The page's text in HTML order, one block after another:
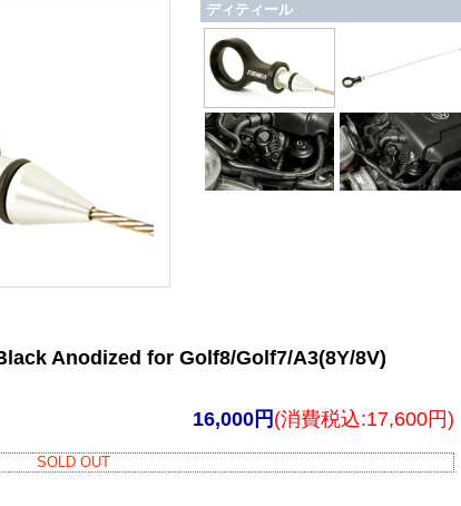
Anodized for Golf8/Golf7/A3(8Y/8V)
16,000円 (消費税込:17,600円)
SOLD OUT
ディティール